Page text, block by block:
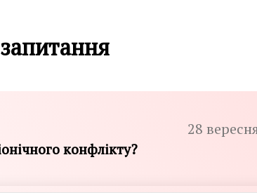
28
конфлікту?